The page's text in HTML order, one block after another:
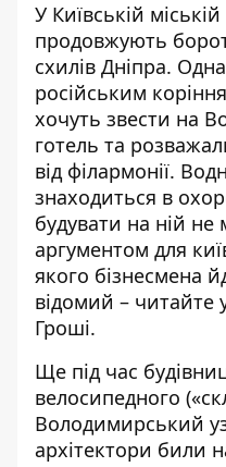
У Київській міській
продовжують
схилів Дніпра.
російським
хочуть звести на
готель та
від філармонії.
знаходиться в
будувати на ній
аргументом для
якого бізнесмена
відомий – читайте
Гроші.
Ще під час
велосипедного
Володимирський
архітектори били